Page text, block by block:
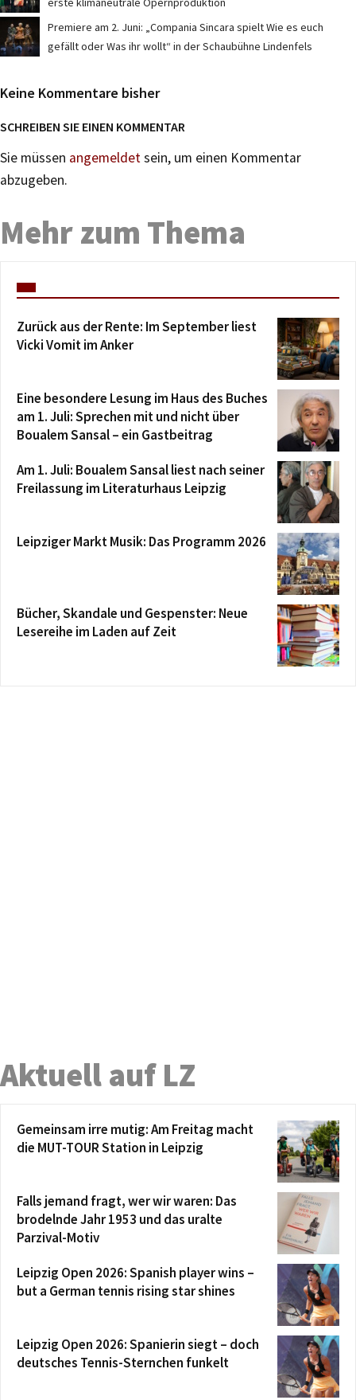
Premiere am 2. Juni: „Compania Sincara spielt Wie es euch
gefällt oder Was ihr wollt“ in der Schaubühne Lindenfels
Keine Kommentare bisher
SCHREIBEN SIE EINEN KOMMENTAR
Sie müssen angemeldetsein, um einen Kommentar
abzugeben.
Mehr zum Thema
Zurück aus der Rente: Im September liest
Vicki Vomit im Anker
Eine besondere Lesung im Haus des Buches
am 1. Juli: Sprechen mit und nicht über
Boualem Sansal – ein Gastbeitrag
Am 1. Juli: Boualem Sansal liest nach seiner
Freilassung im Literaturhaus Leipzig
Leipziger Markt Musik: Das Programm 2026
Bücher, Skandale und Gespenster: Neue
Lesereihe im Laden auf Zeit
Aktuell auf LZ
Gemeinsam irre mutig: Am Freitag macht
die MUT-TOUR Station in Leipzig
Falls jemand fragt, wer wir waren: Das
brodelnde Jahr 1953 und das uralte
Parzival-Motiv
Leipzig Open 2026: Spanish player wins –
but a German tennis rising star shines
Leipzig Open 2026: Spanierin siegt – doch
deutsches Tennis-Sternchen funkelt